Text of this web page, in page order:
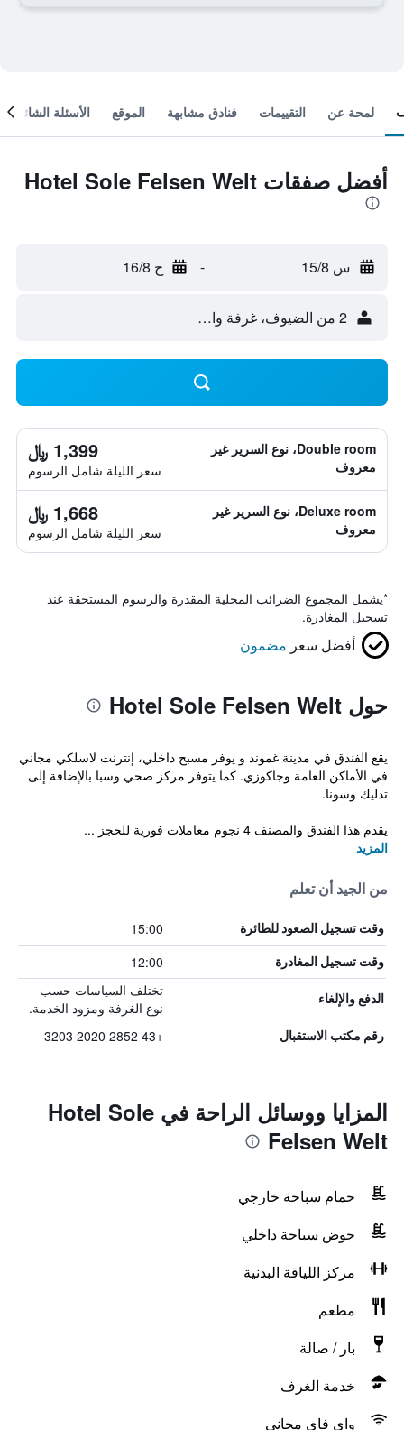
لمحة عن التقييمات فنادق مشابهة الموقع الأسئلة الشائعة
أفضل صفقات Hotel Sole Felsen Welt
س 15/8 - ح 16/8
2 من الضيوف، غرفة واحدة
Double room، نوع السرير غير
معروف
1,399 ﷼
سعر الليلة شامل الرسوم
Deluxe room، نوع السرير غير
معروف
1,668 ﷼
سعر الليلة شامل الرسوم
*يشمل المجموع الضرائب المحلية المقدرة والرسوم المستحقة عند
تسجيل المغادرة.
أفضل سعر مضمون
حول Hotel Sole Felsen Welt
يقع الفندق في مدينة غموند و يوفر مسبح داخلي، إنترنت لاسلكي مجاني
في الأماكن العامة وجاكوزي. كما يتوفر مركز صحي وسبا بالإضافة إلى
تدليك وسونا.
يقدم هذا الفندق والمصنف 4 نجوم معاملات فورية للحجز ...
المزيد
من الجيد أن تعلم
وقت تسجيل الصعود للطائرة 15:00
وقت تسجيل المغادرة 12:00
الدفع والإلغاء
تختلف السياسات حسب
نوع الغرفة ومزود الخدمة.
رقم مكتب الاستقبال +43 2852 2020 3203
المزايا ووسائل الراحة في Hotel Sole
Felsen Welt
حمام سباحة خارجي
حوض سباحة داخلي
مركز اللياقة البدنية
مطعم
بار / صالة
خدمة الغرف
واي فاي مجاني